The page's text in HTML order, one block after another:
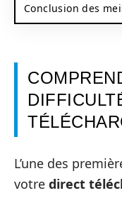
Conclusion des
L’une des
votre direct